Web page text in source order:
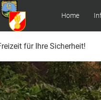
Home
für Ihre Sicherheit!